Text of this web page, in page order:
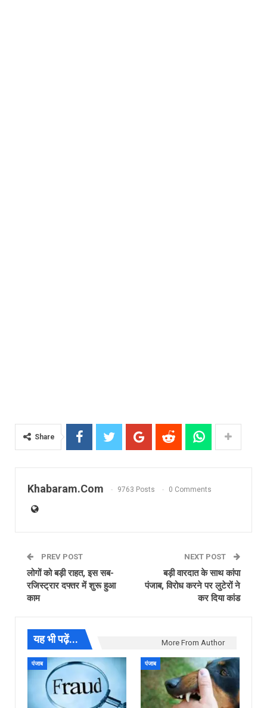
Share
Khabaram.Com 9763 Posts 0 Comments
PREV POST
लोगों को बड़ी राहत, इस सब-
रजिस्ट्रार दफ्तर में शुरू हुआ
काम
NEXT POST
बड़ी वारदात के साथ कांपा
पंजाब, विरोध करने पर लुटेरों ने
कर दिया कांड
यह भी पढ़ें... More From Author
पंजाब पंजाब